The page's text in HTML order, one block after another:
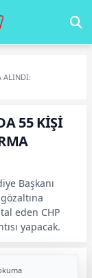
ALINDI:
55 KİŞİ
Başkanı
eden CHP
yapacak.